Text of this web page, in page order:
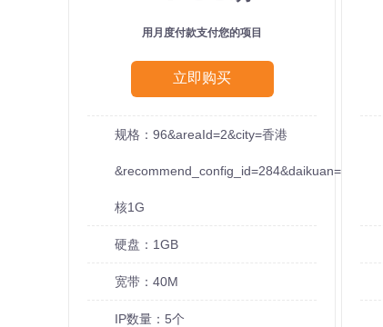
用月度付款支付您的项目
立即购买
规格：96&areaId=2&city=香港
&recommend_config_id=284&daikuan=5
核1G
硬盘：1GB
宽带：40M
IP数量：5个